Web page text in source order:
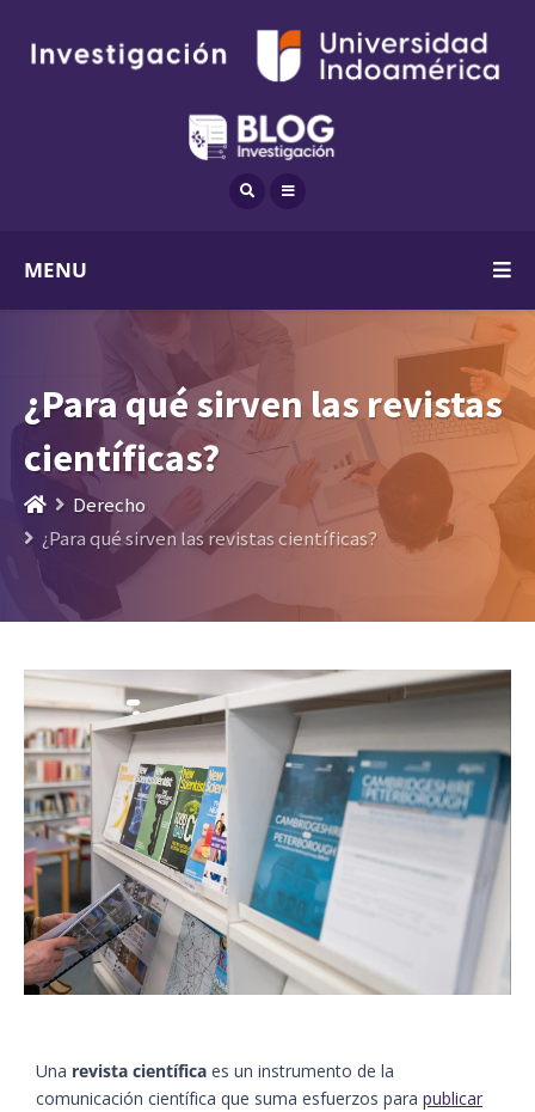
MENU
¿Para qué sirven las revistas
científicas?
Derecho
¿Para qué sirven las revistas científicas?
Una revista científica es un instrumento de la
comunicación científica que suma esfuerzos para publicar